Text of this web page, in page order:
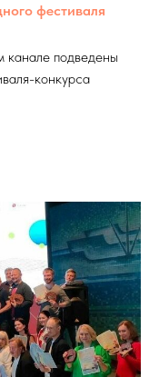
фестиваля
подведены
конкурса